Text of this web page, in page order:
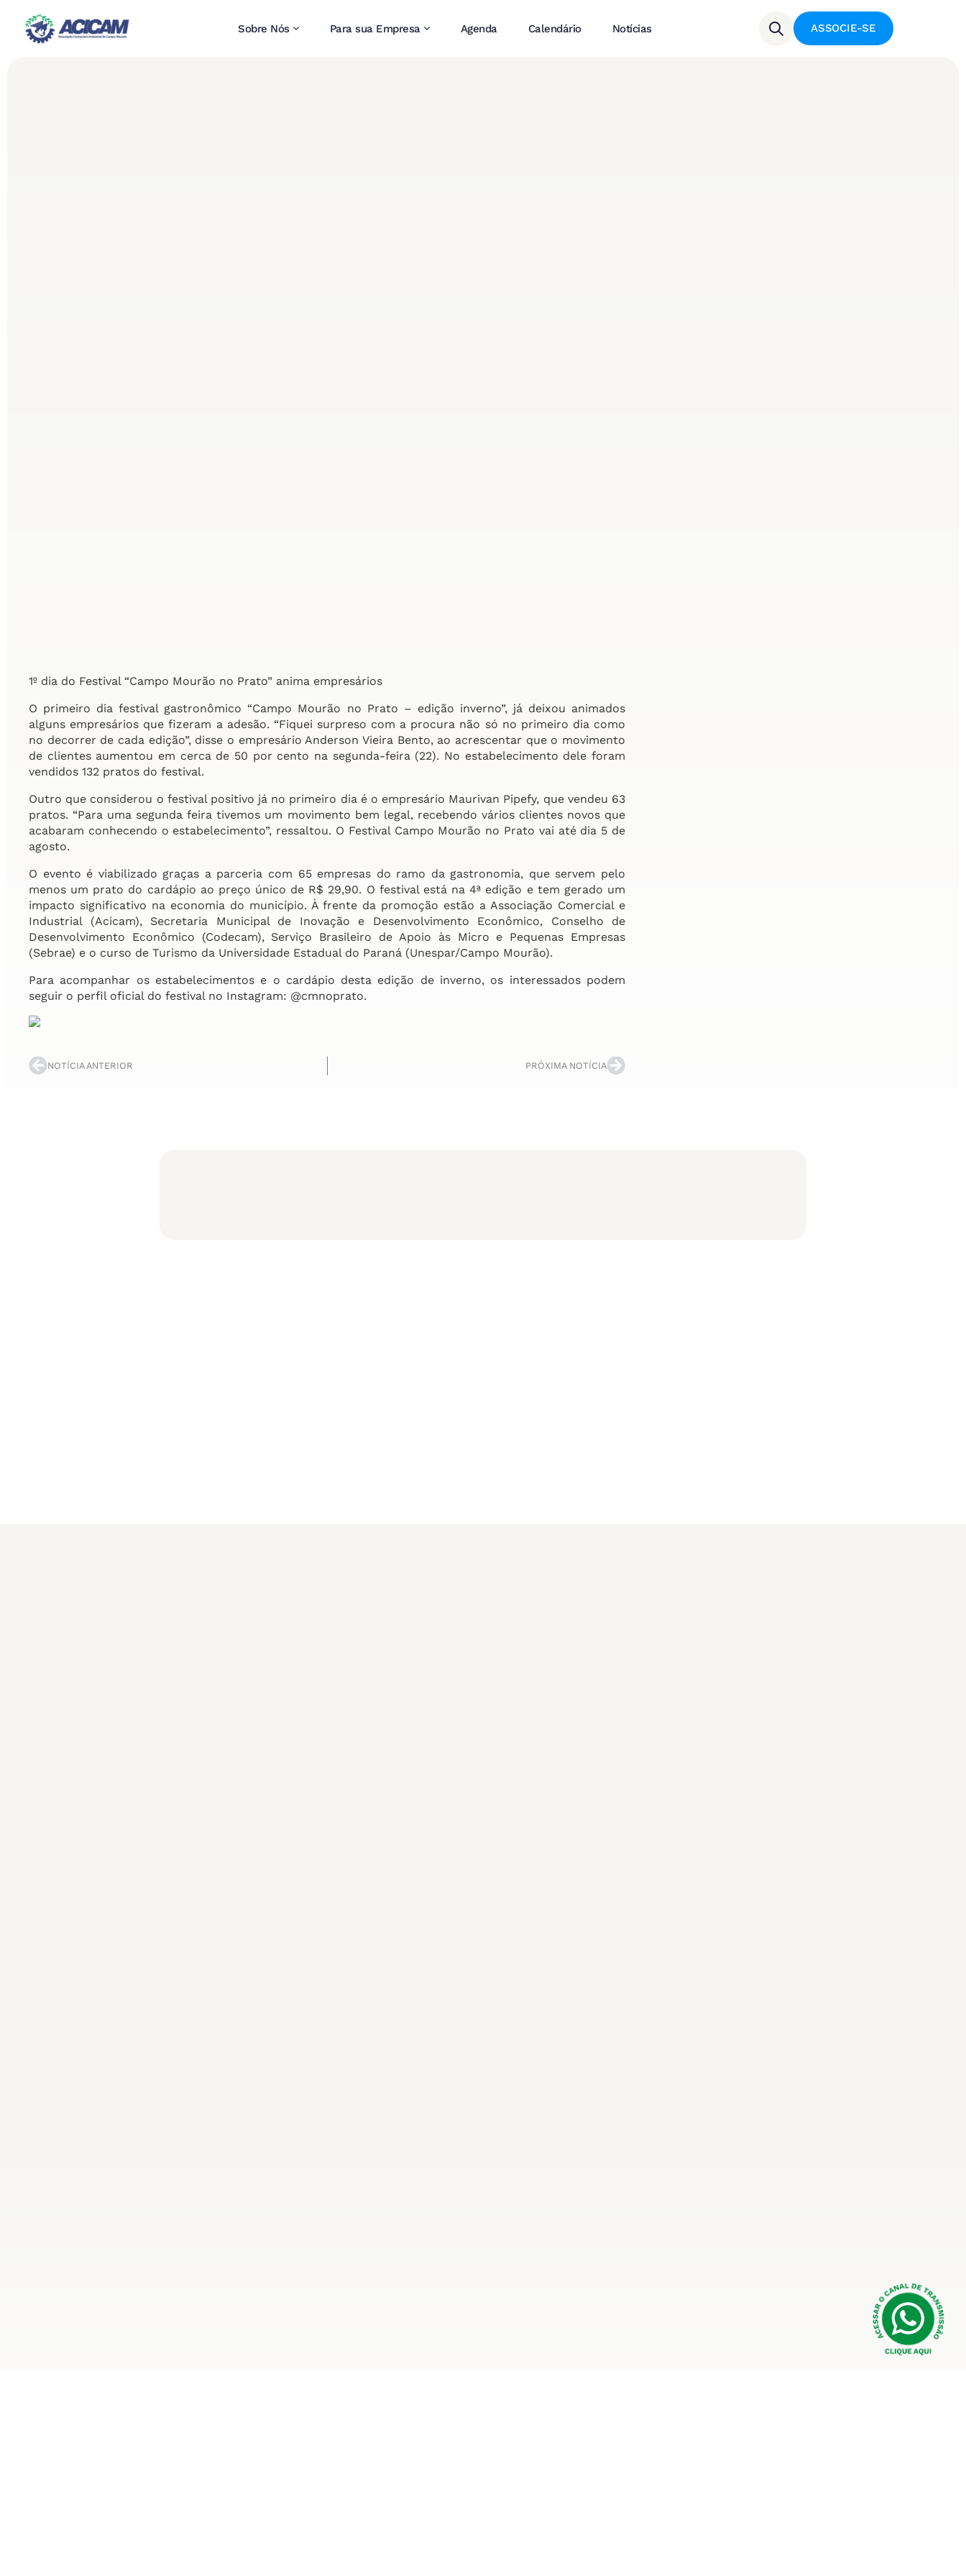
Sobre Nós Para sua Empresa Agenda Calendário Notícias ASSOCIE-SE
1º dia do Festival “Campo Mourão no Prato” anima empresários
O primeiro dia festival gastronômico “Campo Mourão no Prato – edição inverno”, já deixou animados
alguns empresários que fizeram a adesão. “Fiquei surpreso com a procura não só no primeiro dia como
no decorrer de cada edição”, disse o empresário Anderson Vieira Bento, ao acrescentar que o movimento
de clientes aumentou em cerca de 50 por cento na segunda-feira (22). No estabelecimento dele foram
vendidos 132 pratos do festival.
Outro que considerou o festival positivo já no primeiro dia é o empresário Maurivan Pipefy, que vendeu 63
pratos. “Para uma segunda feira tivemos um movimento bem legal, recebendo vários clientes novos que
acabaram conhecendo o estabelecimento”, ressaltou. O Festival Campo Mourão no Prato vai até dia 5 de
agosto.
O evento é viabilizado graças a parceria com 65 empresas do ramo da gastronomia, que servem pelo
menos um prato do cardápio ao preço único de R$ 29,90. O festival está na 4ª edição e tem gerado um
impacto significativo na economia do município. À frente da promoção estão a Associação Comercial e
Industrial (Acicam), Secretaria Municipal de Inovação e Desenvolvimento Econômico, Conselho de
Desenvolvimento Econômico (Codecam), Serviço Brasileiro de Apoio às Micro e Pequenas Empresas
(Sebrae) e o curso de Turismo da Universidade Estadual do Paraná (Unespar/Campo Mourão).
Para acompanhar os estabelecimentos e o cardápio desta edição de inverno, os interessados podem
seguir o perfil oficial do festival no Instagram: @cmnoprato.
NOTÍCIA ANTERIOR PRÓXIMA NOTÍCIA